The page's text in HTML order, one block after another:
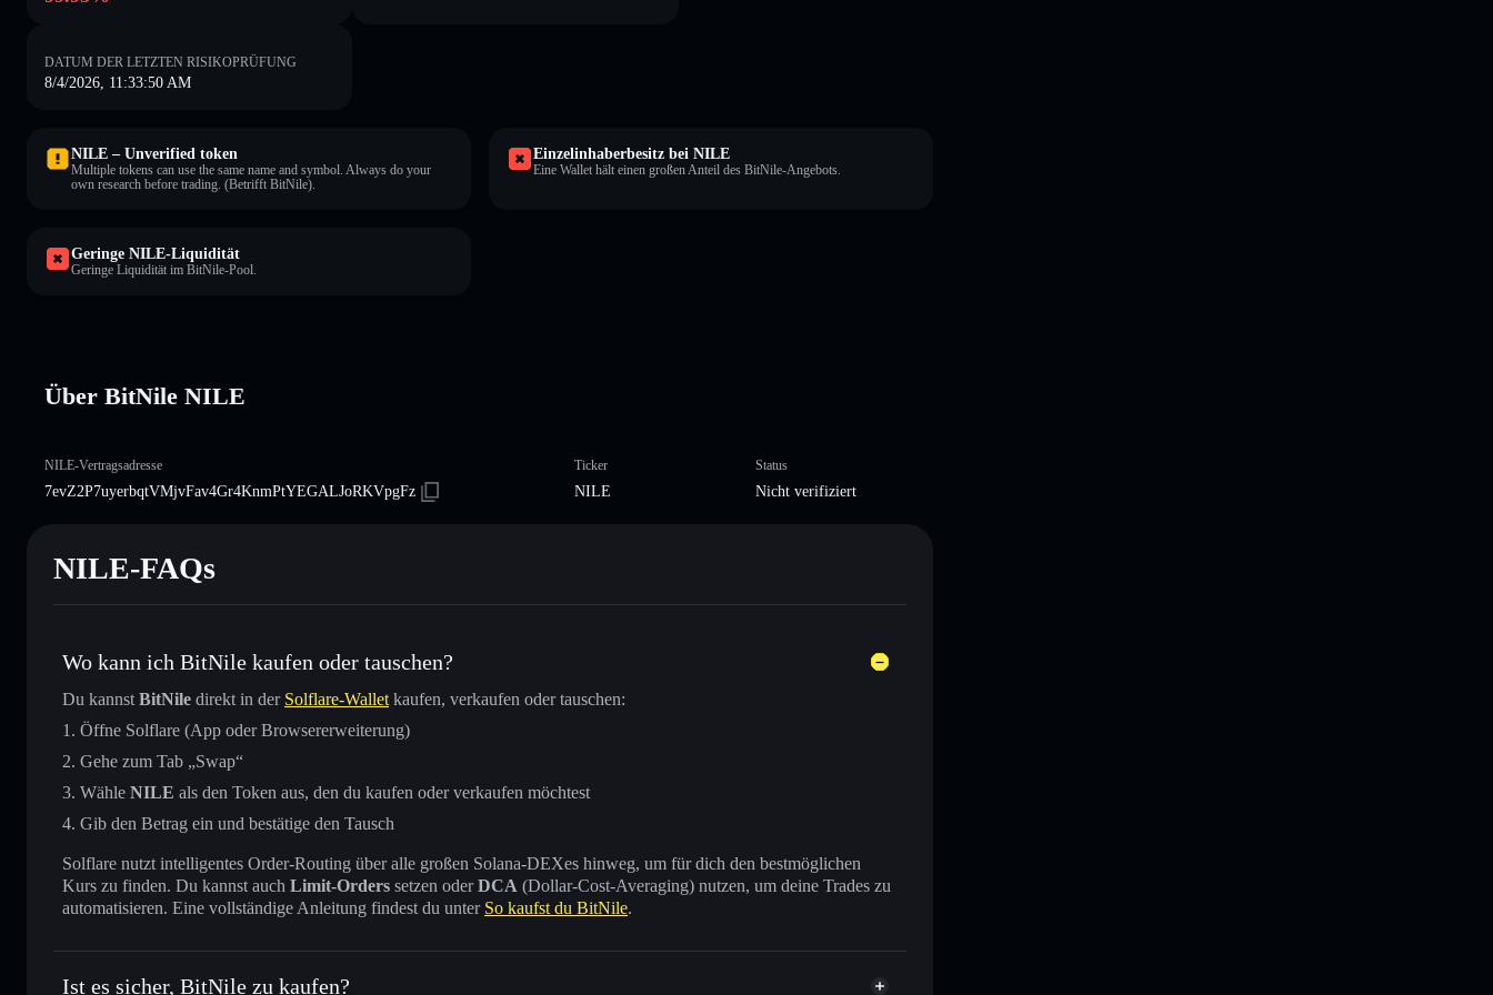
DATUM DER LETZTEN RISIKOPRÜFUNG
8/4/2026, 11:33:50 AM
NILE – Unverified token
Multiple tokens can use the same name and symbol. Always do your
own research before trading. (Betrifft BitNile).
Einzelinhaberbesitz bei NILE
Eine Wallet hält einen großen Anteil des BitNile-Angebots.
Geringe NILE-Liquidität
Geringe Liquidität im BitNile-Pool.
Über BitNile NILE
NILE-Vertragsadresse
7evZ2P7uyerbqtVMjvFav4Gr4KnmPtYEGALJoRKVpgFz
Ticker
NILE
Status
Nicht verifiziert
NILE-FAQs
Wo kann ich BitNile kaufen oder tauschen?
Du kannst BitNile direkt in der Solflare-Wallet kaufen, verkaufen oder tauschen:
Öffne Solflare (App oder Browsererweiterung)
Gehe zum Tab „Swap“
Wähle NILE als den Token aus, den du kaufen oder verkaufen möchtest
Gib den Betrag ein und bestätige den Tausch
Solflare nutzt intelligentes Order-Routing über alle großen Solana-DEXes hinweg, um für dich den bestmöglichen
Kurs zu finden. Du kannst auch Limit-Orders setzen oderDCA (Dollar-Cost-Averaging) nutzen, um deine Trades zu
automatisieren. Eine vollständige Anleitung findest du unter So kaufst du BitNile.
Ist es sicher, BitNile zu kaufen?